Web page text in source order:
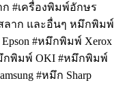
#เครื่องพิมพ์อักษร
ลาก และอื่นๆ หมึกพิมพ์
#หมึกพิมพ์ Xerox
กพิมพ์ OKI #หมึกพิมพ์
#หมึก Sharp